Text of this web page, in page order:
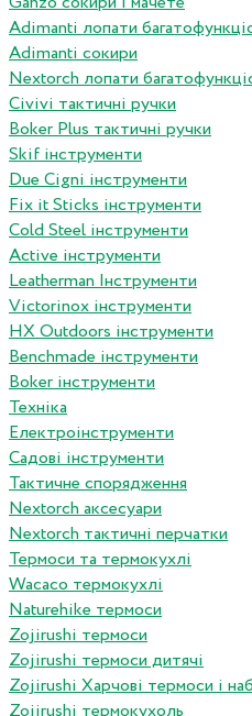
Adimanti лопати
Adimanti сокири
Nextorch лопати
Сivivi тактичні ручки
Boker Plus тактичні ручки
Skif інструменти
Due Cigni інструменти
Fix it Sticks інструменти
Сold Steel інструменти
Active інструменти
Leatherman Інструменти
Victorinox інструменти
HX Outdoors інструменти
Benchmade інструменти
Boker інструменти
Техніка
Електроінструменти
Садові інструменти
Тактичне спорядження
Nextorch аксесуари
Nextorch тактичні перчатки
Термоси та термокухлі
Wacaco термокухлі
Naturehike термоси
Zojirushi термоси
Zojirushi термоси дитячі
Zojirushi Харчові термоси і